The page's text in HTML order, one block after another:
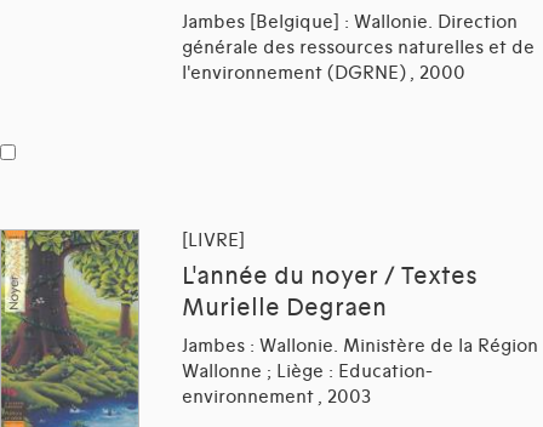
Jambes [Belgique] : Wallonie. Direction
générale des ressources naturelles et de
l'environnement (DGRNE) , 2000
[LIVRE]
L'année du noyer / Textes
Murielle Degraen
Jambes : Wallonie. Ministère de la Région
Wallonne ; Liège : Education-
environnement , 2003